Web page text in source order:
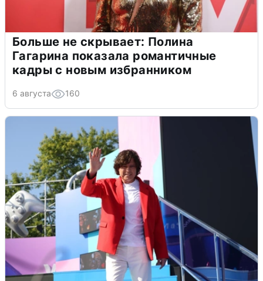
Больше не скрывает: Полина
Гагарина показала романтичные
кадры с новым избранником
6 августа 160